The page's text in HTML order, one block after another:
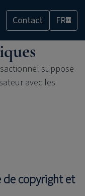
Contact FRCH
suppose
avec les
copyright et